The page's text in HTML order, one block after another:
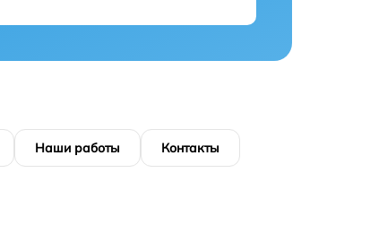
Наши работы Контакты